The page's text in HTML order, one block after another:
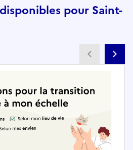
pour Saint-